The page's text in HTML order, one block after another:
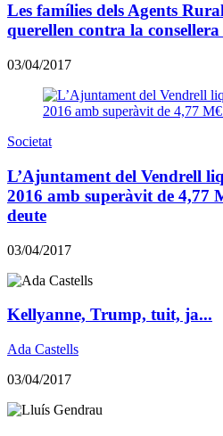
Les famílies dels Agents
querellen contra la
03/04/2017
Societat
L’Ajuntament del Vendrell
2016 amb superàvit de 4,77
deute
03/04/2017
Kellyanne, Trump, tuit, ja...
Ada Castells
03/04/2017